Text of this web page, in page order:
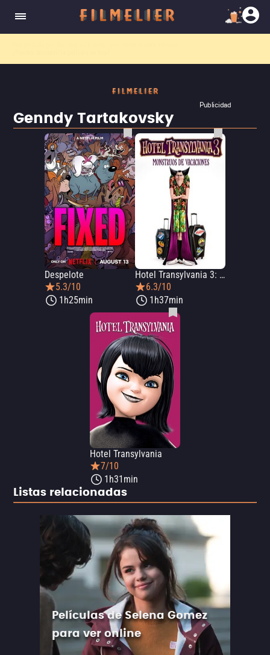
Publicidad
Genndy Tartakovsky
Despelote
5.3/10
1h25min
Hotel Transylvania 3: Monstruos de vacaciones
6.3/10
1h37min
Hotel Transylvania
7/10
1h31min
Listas relacionadas
Películas de Selena Gomez
para ver online